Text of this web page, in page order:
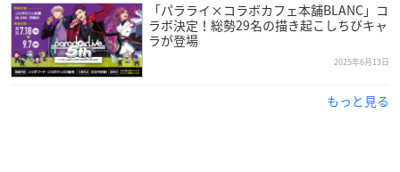
「パラライ×コラボカフェ本舗BLANC」コ
ラボ決定！総勢29名の描き起こしちびキャ
ラが登場
2025年6月13日
もっと見る